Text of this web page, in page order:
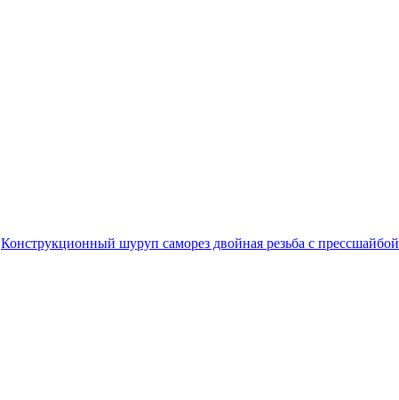
Конструкционный шуруп саморез двойная резьба с прессшайбой